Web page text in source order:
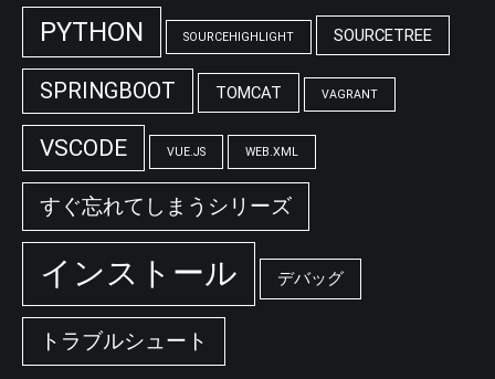
PYTHON SOURCEHIGHLIGHT SOURCETREE
SPRINGBOOT TOMCAT VAGRANT
VSCODE VUE.JS WEB.XML
すぐ忘れてしまうシリーズ
インストール デバッグ
トラブルシュート